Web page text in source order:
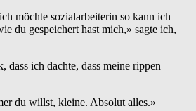
möchte sozialarbeiterin so kann ich
du gespeichert hast mich,» sagte ich,
dass ich dachte, dass meine rippen
du willst, kleine. Absolut alles.»